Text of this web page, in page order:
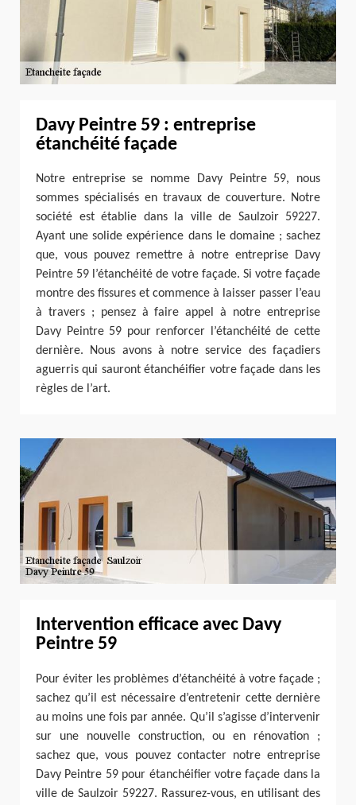
Davy Peintre 59 : entreprise
étanchéité façade
Notre entreprise se nomme Davy Peintre 59, nous
sommes spécialisés en travaux de couverture. Notre
société est établie dans la ville de Saulzoir 59227.
Ayant une solide expérience dans le domaine ; sachez
que, vous pouvez remettre à notre entreprise Davy
Peintre 59 l’étanchéité de votre façade. Si votre façade
montre des fissures et commence à laisser passer l’eau
à travers ; pensez à faire appel à notre entreprise
Davy Peintre 59 pour renforcer l’étanchéité de cette
dernière. Nous avons à notre service des façadiers
aguerris qui sauront étanchéifier votre façade dans les
règles de l’art.
Intervention efficace avec Davy
Peintre 59
Pour éviter les problèmes d’étanchéité à votre façade ;
sachez qu’il est nécessaire d’entretenir cette dernière
au moins une fois par année. Qu’il s’agisse d’intervenir
sur une nouvelle construction, ou en rénovation ;
sachez que, vous pouvez contacter notre entreprise
Davy Peintre 59 pour étanchéifier votre façade dans la
ville de Saulzoir 59227. Rassurez-vous, en utilisant des